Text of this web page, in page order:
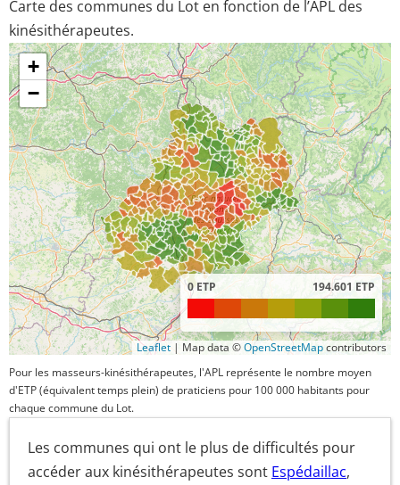
Carte des communes du Lot en fonction de l’APL des
kinésithérapeutes.
+
−
0 ETP 194.601 ETP
Leaflet | Map data ©OpenStreetMapcontributors
Pour les masseurs-kinésithérapeutes, l'APL représente le nombre moyen
d'ETP (équivalent temps plein) de praticiens pour 100 000 habitants pour
chaque commune du Lot.
Les communes qui ont le plus de difficultés pour
accéder aux kinésithérapeutes sont Espédaillac,